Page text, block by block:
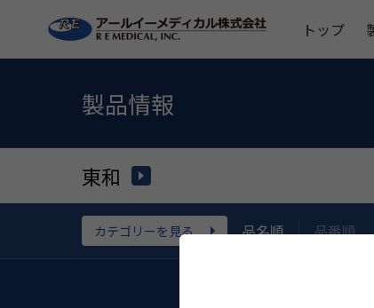
トップ
製品情報
東和
カテゴリーを見る 品名順 品番順